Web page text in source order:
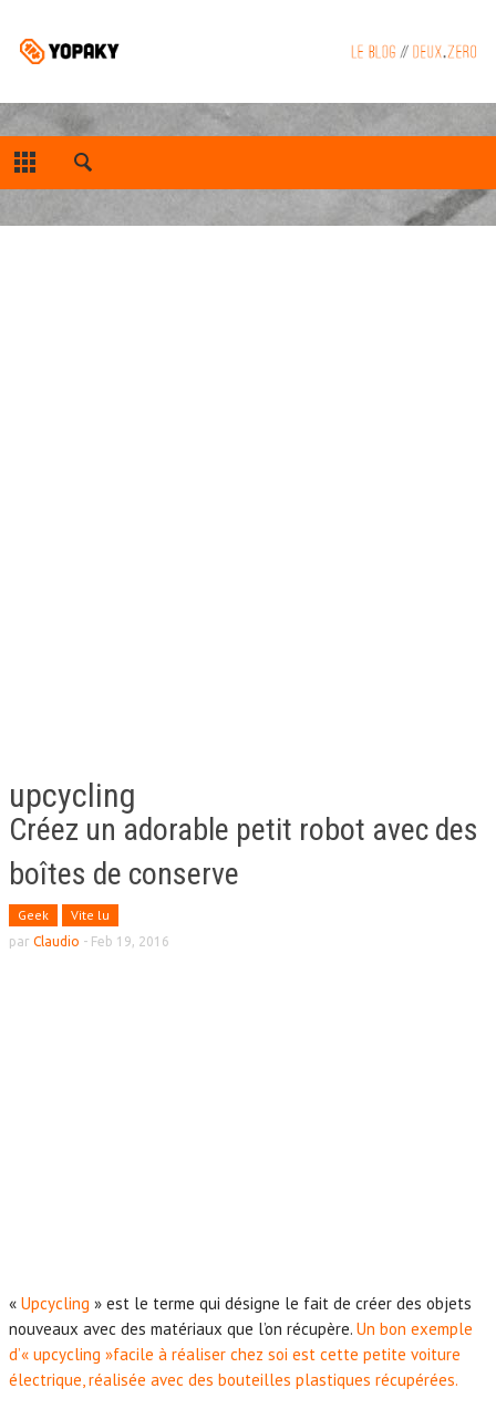
upcycling
Créez un adorable petit robot avec des
boîtes de conserve
Geek Vite lu
par Claudio - Feb 19, 2016
« Upcycling » est le terme qui désigne le fait de créer des objets
nouveaux avec des matériaux que l’on récupère. Un bon exemple
d’« upcycling »facile à réaliser chez soi est cette petite voiture
électrique, réalisée avec des bouteilles plastiques récupérées.